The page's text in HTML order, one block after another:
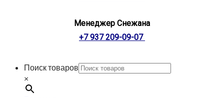
Менеджер Снежана
+7 937 209-09-07
Поиск товаров
×